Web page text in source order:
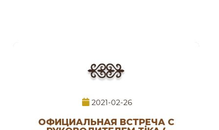
2021-02-26
ОФИЦИАЛЬНАЯ ВСТРЕЧА С